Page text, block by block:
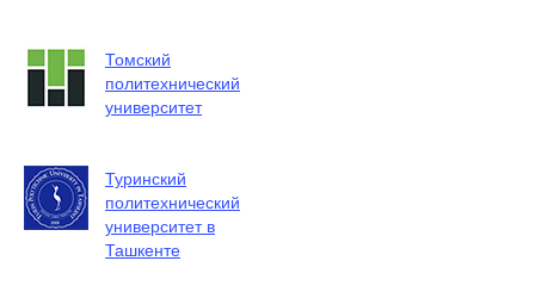
Томский
политехнический
университет
Туринский
политехнический
университет в
Ташкенте